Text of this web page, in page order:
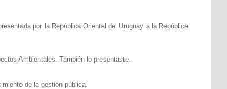
por la República Oriental del Uruguay a la República
Ambientales. También lo presentaste.
de la gestión pública.